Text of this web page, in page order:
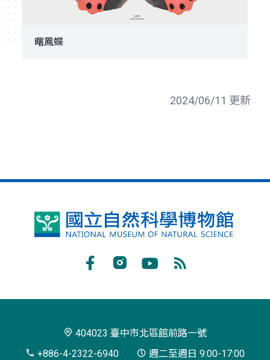
曙鳳蝶
2024/06/11 更新
國
博
閱
404023 臺中市北區館前路一號
+886-4-2322-6940
週二至週日 9:00-17:00